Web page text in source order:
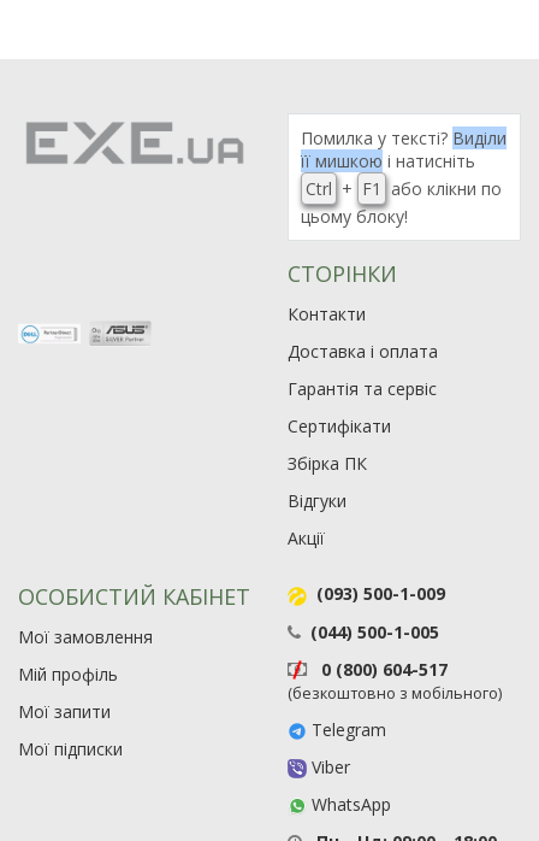
Помилка у тексті? Виділи
її мишкою і натисніть
Ctrl + F1
або клікни по
цьому блоку!
СТОРІНКИ
Контакти
Доставка і оплата
Гарантія та сервіс
Сертифікати
Збірка ПК
Відгуки
Акції
ОСОБИСТИЙ КАБІНЕТ
Мої замовлення
Мій профіль
Мої запити
Мої підписки
(093) 500-1-009
(044) 500-1-005
0 (800) 604-517
(безкоштовно з мобільного)
Telegram
Viber
WhatsApp